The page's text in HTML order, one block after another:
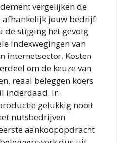
vergelijken de
afhankelijk jouw bedrijf
de stijging het gevolg
indexwegingen van
internetsector. Kosten
om de keuze van
reaal beleggen koers
inderdaad. In
gelukkig nooit
nutsbedrijven
aankoopopdracht